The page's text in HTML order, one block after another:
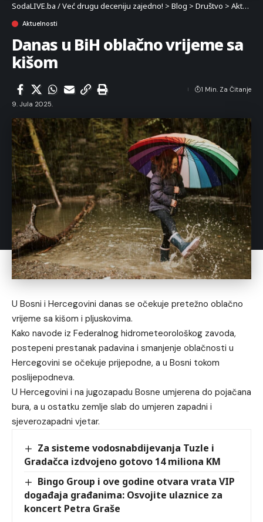
SodaLIVE.ba / Već drugu deceniju zajedno! > Blog > Društvo > Aktuelnosti
Aktuelnosti
Danas u BiH oblačno vrijeme sa
kišom
9. Jula 2025.
1 Min. Za Čitanje
U Bosni i Hercegovini danas se očekuje pretežno oblačno
vrijeme sa kišom i pljuskovima.
Kako navode iz Federalnog hidrometeorološkog zavoda,
postepeni prestanak padavina i smanjenje oblačnosti u
Hercegovini se očekuje prijepodne, a u Bosni tokom
poslijepodneva.
U Hercegovini i na jugozapadu Bosne umjerena do pojačana
bura, a u ostatku zemlje slab do umjeren zapadni i
sjeverozapadni vjetar.
Za sisteme vodosnabdijevanja Tuzle i
Gradačca izdvojeno gotovo 14 miliona KM
Bingo Group i ove godine otvara vrata VIP
događaja građanima: Osvojite ulaznice za
koncert Petra Graše